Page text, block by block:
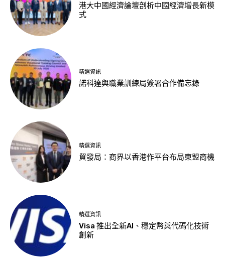
港大中國經濟論壇剖析中國經濟增長新模
式
精選資訊
諾科達與職業訓練局簽署合作備忘錄
精選資訊
貿發局：商界以香港作平台布局東盟商機
精選資訊
Visa 推出全新AI、穩定幣與代碼化技術
創新